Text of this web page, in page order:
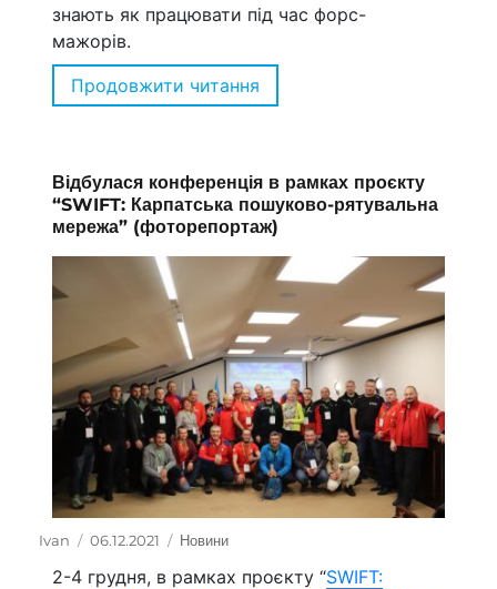
знають як працювати під час форс-
мажорів.
Продовжити читання
Відбулася конференція в рамках проєкту
“SWIFT: Карпатська пошуково-рятувальна
мережа” (фоторепортаж)
Автор
Ivan Оприлюднено
06.12.2021 Категорії
Новини
2-4 грудня, в рамках проєкту “SWIFT: